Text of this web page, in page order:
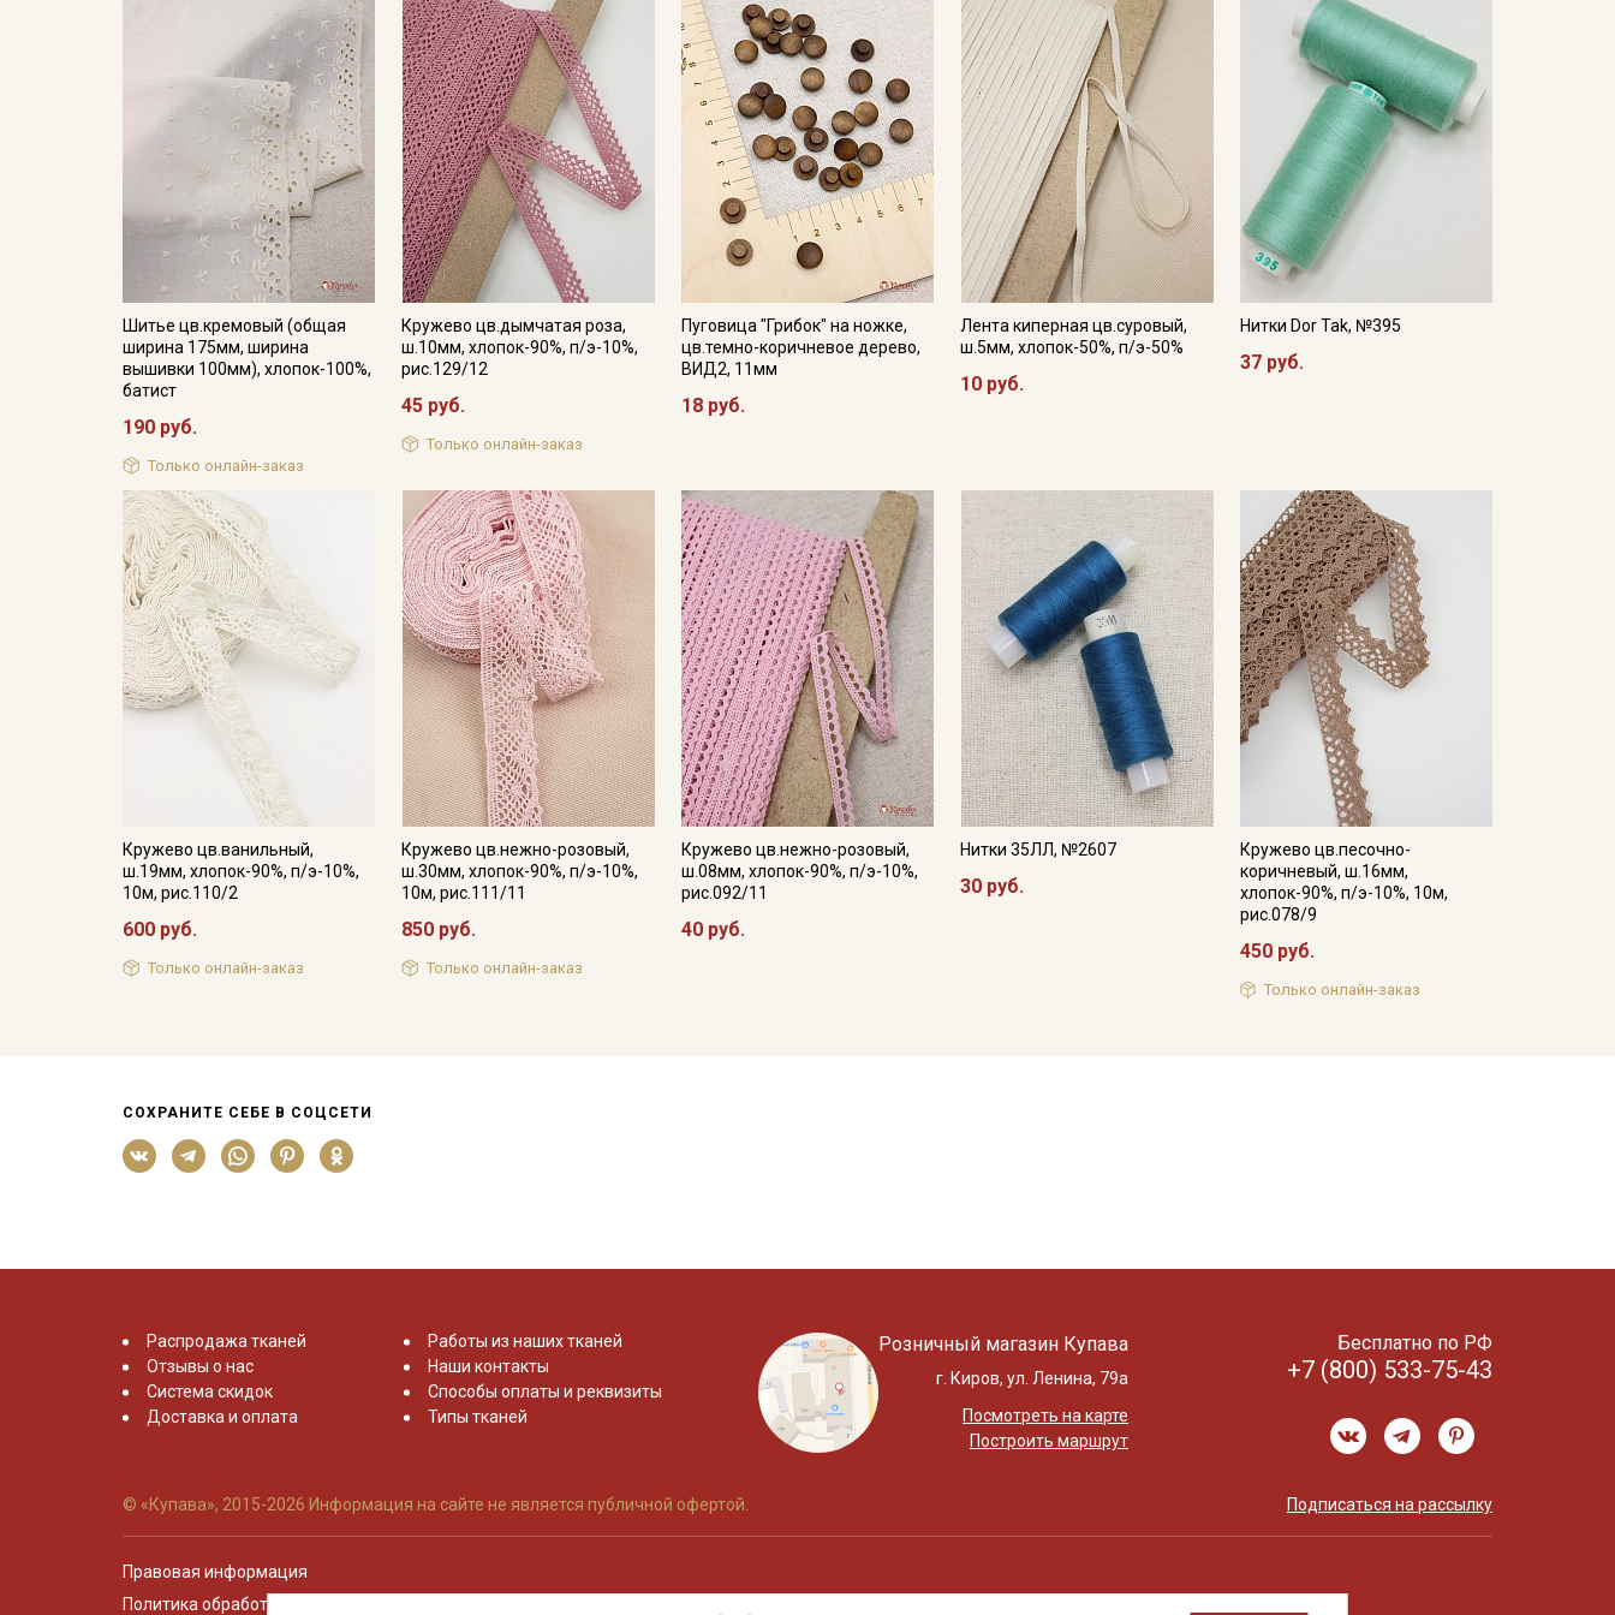
Шитье цв.кремовый (общая
ширина 175мм, ширина
вышивки 100мм), хлопок-100%,
батист
190 руб.
Только онлайн-заказ
Кружево цв.дымчатая роза,
ш.10мм, хлопок-90%, п/э-10%,
рис.129/12
45 руб.
Только онлайн-заказ
Пуговица "Грибок" на ножке,
цв.темно-коричневое дерево,
ВИД2, 11мм
18 руб.
Лента киперная цв.суровый,
ш.5мм, хлопок-50%, п/э-50%
10 руб.
Нитки Dor Tak, №395
37 руб.
Кружево цв.ванильный,
ш.19мм, хлопок-90%, п/э-10%,
10м, рис.110/2
600 руб.
Только онлайн-заказ
Кружево цв.нежно-розовый,
ш.30мм, хлопок-90%, п/э-10%,
10м, рис.111/11
850 руб.
Только онлайн-заказ
Кружево цв.нежно-розовый,
ш.08мм, хлопок-90%, п/э-10%,
рис.092/11
40 руб.
Нитки 35ЛЛ, №2607
30 руб.
Кружево цв.песочно-
коричневый, ш.16мм,
хлопок-90%, п/э-10%, 10м,
рис.078/9
450 руб.
Только онлайн-заказ
СОХРАНИТЕ СЕБЕ В СОЦСЕТИ
Распродажа тканей
Отзывы о нас
Система скидок
Доставка и оплата
Работы из наших тканей
Наши контакты
Способы оплаты и реквизиты
Типы тканей
Розничный магазин Купава
г. Киров, ул. Ленина, 79а
Посмотреть на карте
Построить маршрут
Бесплатно по РФ
+7 (800) 533-75-43
© «Купава», 2015-2026 Информация на сайте не является публичной офертой. Подписаться на рассылку
Правовая информация
Политика обработки персональных данных
Электронная почта
Подписаться
Ознакомлен(а) сПолитикой обработки персональных
данных
Согласие на обработку персональных
Согласие на получение рекламных и